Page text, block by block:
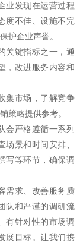
业发现在运营过程
度不佳、设施不完
护企业声誉。
关键指标之一，通
，改进服务内容和
集市场，了解竞争
策略提供参考。
会严格遵循一系列
景和时间安排、
写等环节，确保调
需求、改善服务质
队和严谨的调研流
有针对性的市场调
展目标。让我们携